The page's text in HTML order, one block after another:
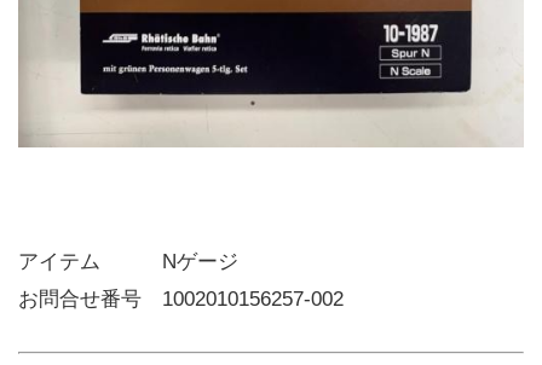
アイテム   Nゲージ
お問合せ番号 1002010156257-002